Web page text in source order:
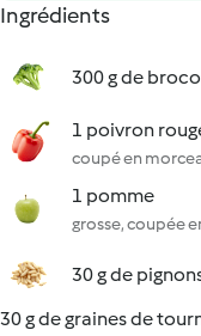
Ingrédients
300 g de
1 poivron
coupé en
1 pomme
grosse, coupée
30 g de
30 g de graines de